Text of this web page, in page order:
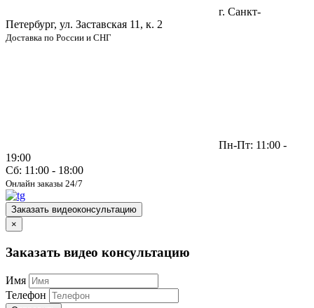
г. Санкт-
Петербург, ул. Заставская 11, к. 2
Доставка по России и СНГ
Пн-Пт: 11:00 -
19:00
Сб: 11:00 - 18:00
Онлайн заказы 24/7
Заказать видеоконсультацию
×
Заказать видео консультацию
Имя
Телефон